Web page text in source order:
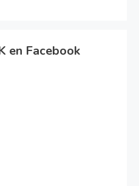
en Facebook